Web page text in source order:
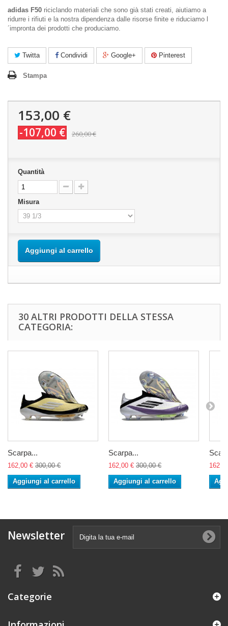
adidas F50 riciclando materiali che sono già stati creati, aiutiamo a
ridurre i rifiuti e la nostra dipendenza dalle risorse finite e riduciamo l
´impronta dei prodotti che produciamo.
Twitta Condividi Google+ Pinterest
Stampa
153,00 €
-107,00 € 260,00 €
Quantità
Misura
Aggiungi al carrello
30 ALTRI PRODOTTI DELLA STESSA
CATEGORIA:
Scarpa...
162,00 € 300,00 €
Aggiungi al carrello
Scarpa...
162,00 € 300,00 €
Aggiungi al carrello
Newsletter
Categorie